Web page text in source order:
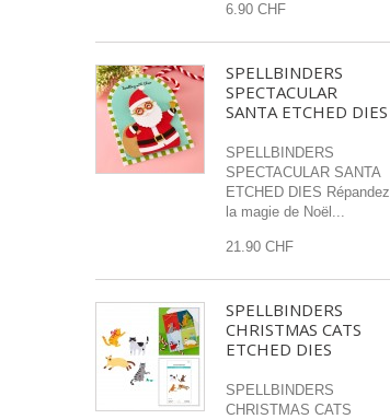
6.90 CHF
SPELLBINDERS
SPECTACULAR
SANTA ETCHED DIES
SPELLBINDERS
SPECTACULAR SANTA
ETCHED DIES Répandez
la magie de Noël...
21.90 CHF
SPELLBINDERS
CHRISTMAS CATS
ETCHED DIES
SPELLBINDERS
CHRISTMAS CATS